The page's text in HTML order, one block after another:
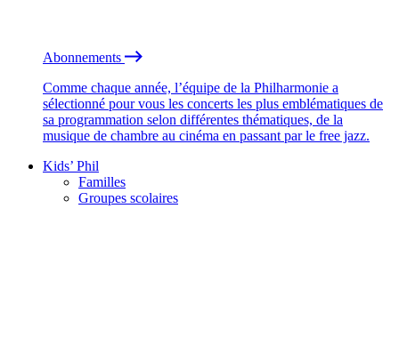
Abonnements
Comme chaque année, l’équipe de la Philharmonie a
sélectionné pour vous les concerts les plus emblématiques de
sa programmation selon différentes thématiques, de la
musique de chambre au cinéma en passant par le free jazz.
Kids’ Phil
Familles
Groupes scolaires